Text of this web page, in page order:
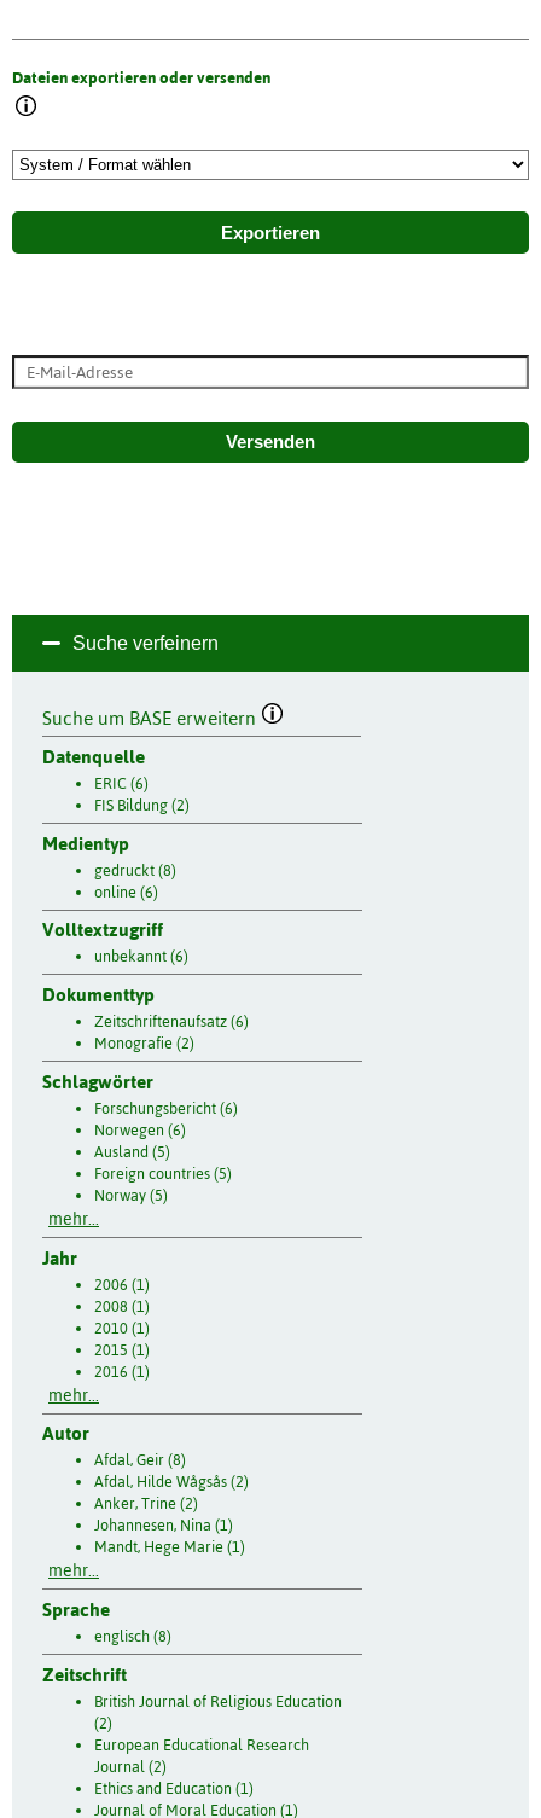
Dateien exportieren oder versenden
Exportieren
Versenden
Suche verfeinern
Suche um BASE erweitern
Datenquelle
ERIC (6)
FIS Bildung (2)
Medientyp
gedruckt (8)
online (6)
Volltextzugriff
unbekannt (6)
Dokumenttyp
Zeitschriftenaufsatz (6)
Monografie (2)
Schlagwörter
Forschungsbericht (6)
Norwegen (6)
Ausland (5)
Foreign countries (5)
Norway (5)
mehr...
Jahr
2006 (1)
2008 (1)
2010 (1)
2015 (1)
2016 (1)
mehr...
Autor
Afdal, Geir (8)
Afdal, Hilde Wågsås (2)
Anker, Trine (2)
Johannesen, Nina (1)
Mandt, Hege Marie (1)
mehr...
Sprache
englisch (8)
Zeitschrift
British Journal of Religious Education
(2)
European Educational Research
Journal (2)
Ethics and Education (1)
Journal of Moral Education (1)